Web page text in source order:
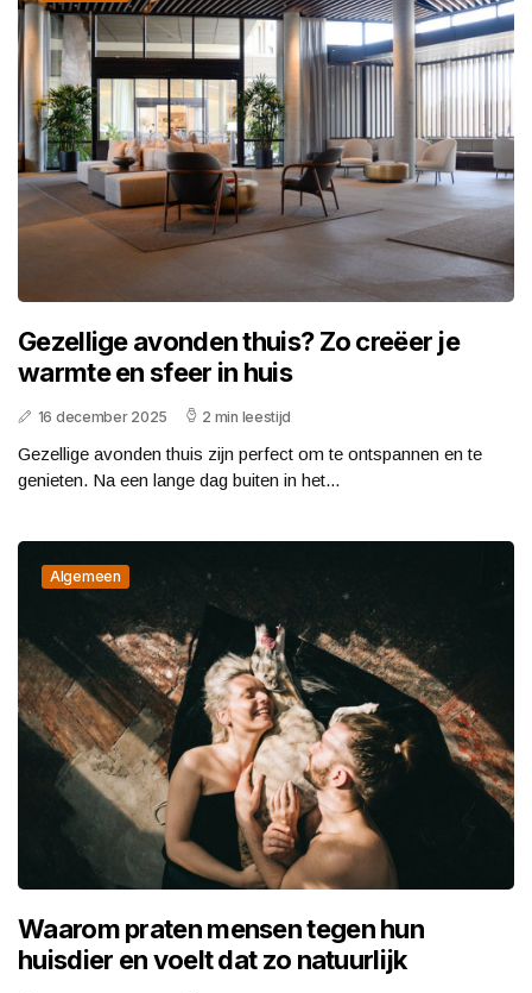
Gezellige avonden thuis? Zo creëer je
warmte en sfeer in huis
16 december 2025 2 min leestijd
Gezellige avonden thuis zijn perfect om te ontspannen en te
genieten. Na een lange dag buiten in het...
Algemeen
Waarom praten mensen tegen hun
huisdier en voelt dat zo natuurlijk